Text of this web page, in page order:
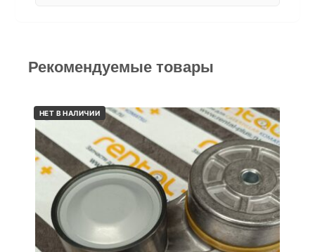
Рекомендуемые товары
НЕТ В НАЛИЧИИ